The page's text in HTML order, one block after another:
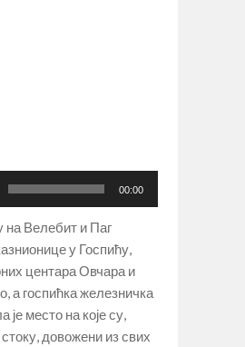
00:00
на Велебит и Паг
у Госпићу,
центара Овчара и
а госпићка железничка
је место на које су,
довожени из свих